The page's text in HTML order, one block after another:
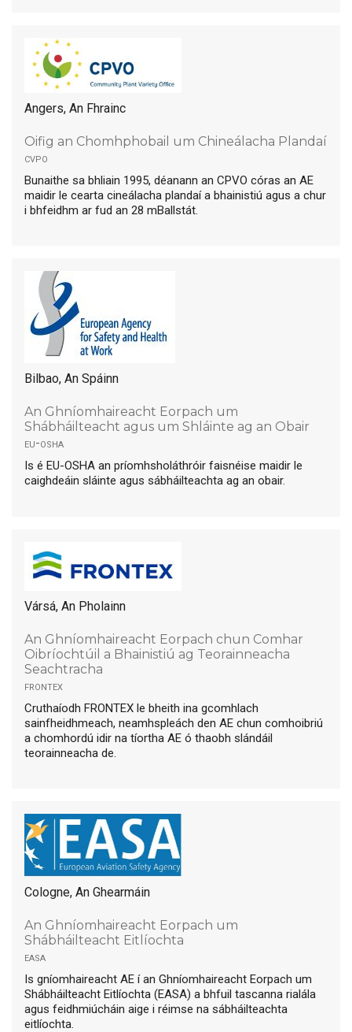
Angers, An Fhrainc
Oifig an Chomhphobail um Chineálacha Plandaí
cvpo
Bunaithe sa bhliain 1995, déanann an CPVO córas an AE
maidir le cearta cineálacha plandaí a bhainistiú agus a chur
i bhfeidhm ar fud an 28 mBallstát.
Bilbao, An Spáinn
An Ghníomhaireacht Eorpach um
Shábháilteacht agus um Shláinte ag an Obair
eu-osha
Is é EU-OSHA an príomhsholáthróir faisnéise maidir le
caighdeáin sláinte agus sábháilteachta ag an obair.
Vársá, An Pholainn
An Ghníomhaireacht Eorpach chun Comhar
Oibríochtúil a Bhainistiú ag Teorainneacha
Seachtracha
frontex
Cruthaíodh FRONTEX le bheith ina gcomhlach
sainfheidhmeach, neamhspleách den AE chun comhoibriú
a chomhordú idir na tíortha AE ó thaobh slándáil
teorainneacha de.
Cologne, An Ghearmáin
An Ghníomhaireacht Eorpach um
Shábháilteacht Eitlíochta
easa
Is gníomhaireacht AE í an Ghníomhaireacht Eorpach um
Shábháilteacht Eitlíochta (EASA) a bhfuil tascanna rialála
agus feidhmiúcháin aige i réimse na sábháilteachta
eitlíochta.